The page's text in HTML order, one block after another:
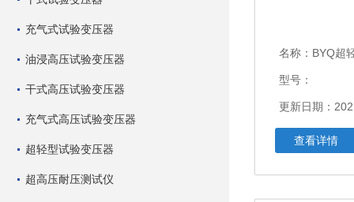
充气式试验变压器
油浸高压试验变压器
干式高压试验变压器
充气式高压试验变压器
超轻型试验变压器
超高压耐压测试仪
名称： BYQ超
型号：
更新日期：
查看详情